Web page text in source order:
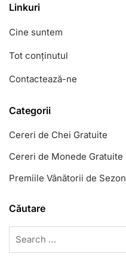
Linkuri
Cine suntem
Tot conținutul
Contactează-ne
Categorii
Cereri de Chei Gratuite
Cereri de Monede Gratuite
Premiile Vânătorii de Sezon
Căutare